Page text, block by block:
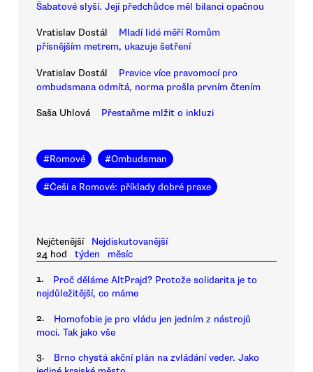
Šabatové slyší. Její předchůdce měl bilanci opačnou
Vratislav Dostál
Mladí lidé měří Romům
přísnějším metrem, ukazuje šetření
Vratislav Dostál
Pravice více pravomocí pro
ombudsmana odmítá, norma prošla prvním čtením
Saša Uhlová Přestaňme mlžit o inkluzi
#Romové #Ombudsman
#Češi a Romové: příklady dobré praxe
Nejčtenější
Nejdiskutovanější
24 hod
týden měsíc
1.
Proč děláme AltPrajd? Protože solidarita je to
nejdůležitější, co máme
2.
Homofobie je pro vládu jen jedním z nástrojů
moci. Tak jako vše
3.
Brno chystá akční plán na zvládání veder. Jako